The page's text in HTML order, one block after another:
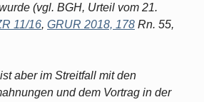
(vgl. BGH, Urteil vom 21.
11/16, GRUR 2018, 178 Rn. 55,
aber im Streitfall mit den
und dem Vortrag in der